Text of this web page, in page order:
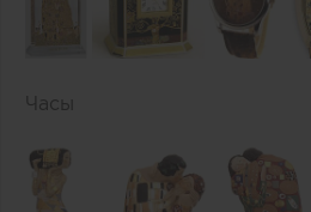
Часы